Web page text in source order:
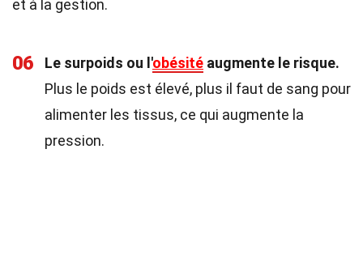
et à la gestion.
06 Le surpoids ou l'obésité augmente le risque.
Plus le poids est élevé, plus il faut de sang pour
alimenter les tissus, ce qui augmente la
pression.